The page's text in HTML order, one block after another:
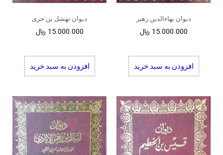
دیوان بهاءالدین زهیر
15.000.000 ﷼
افزودن به سبد خرید
دیوان نهشل بن حری
15.000.000 ﷼
افزودن به سبد خرید